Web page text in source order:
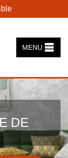
MENU
DE